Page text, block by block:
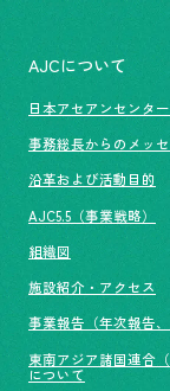
AJCについて
日本アセアンセンタ
事務総長からのメッ
沿革および活動目的
AJC5.5（事業戦略）
組織図
施設紹介・アクセス
事業報告（年次報告、
東南アジア諸国連合（
について